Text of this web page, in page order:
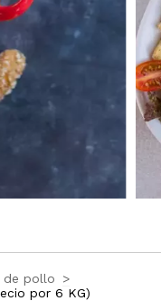
de pollo
>
por 6 KG)